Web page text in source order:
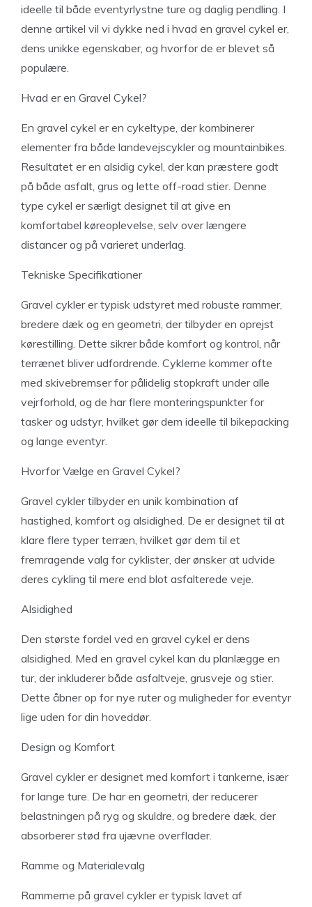
ideelle til både eventyrlystne ture og daglig pendling. I
denne artikel vil vi dykke ned i hvad en gravel cykel er,
dens unikke egenskaber, og hvorfor de er blevet så
populære.
Hvad er en Gravel Cykel?
En gravel cykel er en cykeltype, der kombinerer
elementer fra både landevejscykler og mountainbikes.
Resultatet er en alsidig cykel, der kan præstere godt
på både asfalt, grus og lette off-road stier. Denne
type cykel er særligt designet til at give en
komfortabel køreoplevelse, selv over længere
distancer og på varieret underlag.
Tekniske Specifikationer
Gravel cykler er typisk udstyret med robuste rammer,
bredere dæk og en geometri, der tilbyder en oprejst
kørestilling. Dette sikrer både komfort og kontrol, når
terrænet bliver udfordrende. Cyklerne kommer ofte
med skivebremser for pålidelig stopkraft under alle
vejrforhold, og de har flere monteringspunkter for
tasker og udstyr, hvilket gør dem ideelle til bikepacking
og lange eventyr.
Hvorfor Vælge en Gravel Cykel?
Gravel cykler tilbyder en unik kombination af
hastighed, komfort og alsidighed. De er designet til at
klare flere typer terræn, hvilket gør dem til et
fremragende valg for cyklister, der ønsker at udvide
deres cykling til mere end blot asfalterede veje.
Alsidighed
Den største fordel ved en gravel cykel er dens
alsidighed. Med en gravel cykel kan du planlægge en
tur, der inkluderer både asfaltveje, grusveje og stier.
Dette åbner op for nye ruter og muligheder for eventyr
lige uden for din hoveddør.
Design og Komfort
Gravel cykler er designet med komfort i tankerne, især
for lange ture. De har en geometri, der reducerer
belastningen på ryg og skuldre, og bredere dæk, der
absorberer stød fra ujævne overflader.
Ramme og Materialevalg
Rammerne på gravel cykler er typisk lavet af